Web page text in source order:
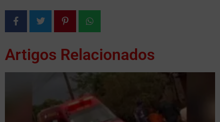
Artigos Relacionados